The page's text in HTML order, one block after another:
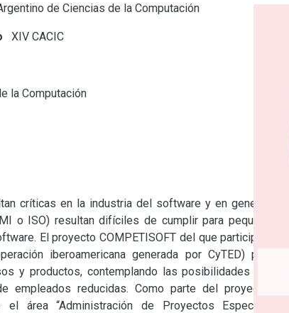
de Ciencias de la Computación
XIV CACIC
la Computación
críticas en la industria del software y en general las
o ISO) resultan difíciles de cumplir para pequeñas y
El proyecto COMPETISOFT del que participan los
iberoamericana generada por CyTED) plantea
y productos, contemplando las posibilidades de las
empleados reducidas. Como parte del proyecto se
área “Administración de Proyectos Específicos”,